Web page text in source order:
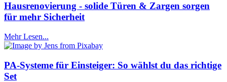
Hausrenovierung - solide Türen & Zargen sorgen
für mehr Sicherheit
Mehr Lesen...
PA-Systeme für Einsteiger: So wählst du das richtige
Set